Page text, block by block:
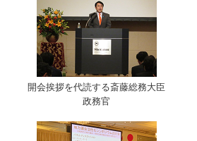
開会挨拶を代読する斎藤総務大臣
政務官